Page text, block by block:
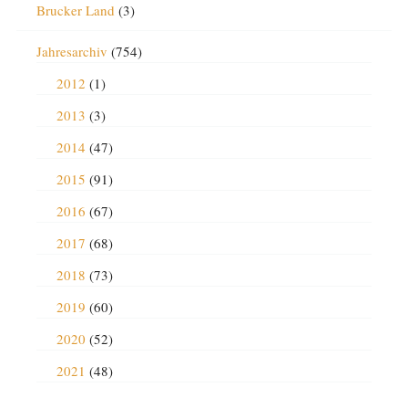
Brucker Land (3)
Jahresarchiv (754)
2012 (1)
2013 (3)
2014 (47)
2015 (91)
2016 (67)
2017 (68)
2018 (73)
2019 (60)
2020 (52)
2021 (48)